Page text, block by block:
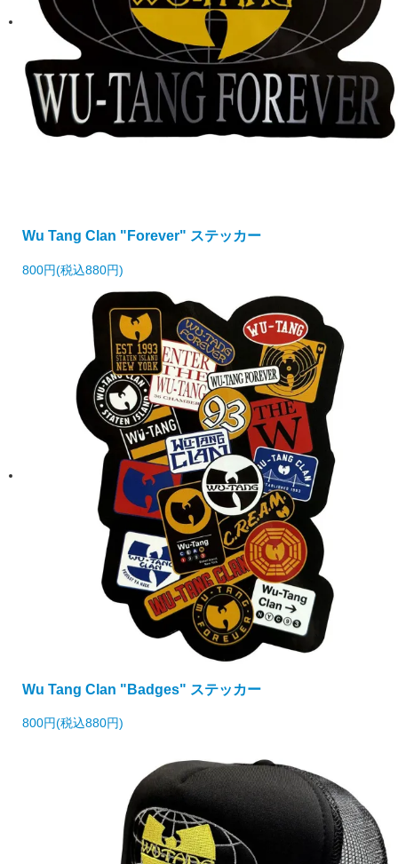
Wu Tang Clan "Forever" ステッカー
800円(税込880円)
Wu Tang Clan "Badges" ステッカー
800円(税込880円)